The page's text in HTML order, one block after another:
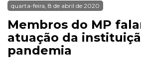
quarta-feira, 8 de abril de 2020
Membros do MP
atuação da
pandemia